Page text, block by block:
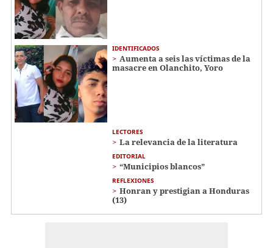
IDENTIFICADOS
Aumenta a seis las víctimas de la
masacre en Olanchito, Yoro
LECTORES
La relevancia de la literatura
EDITORIAL
“Municipios blancos”
REFLEXIONES
Honran y prestigian a Honduras
(13)